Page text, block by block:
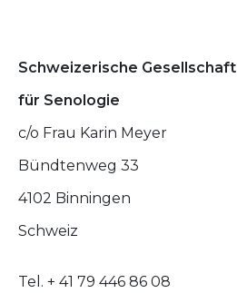
Schweizerische Gesellschaft
für Senologie
c/o Frau Karin Meyer
Bündtenweg 33
4102 Binningen
Schweiz
Tel. + 41 79 446 86 08